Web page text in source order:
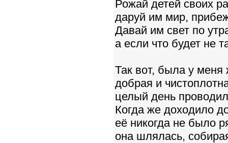
Рожай детей своих
даруй им мир,
Давай им свет по
а если что будет не
Так вот, была у
добрая и
целый день
Когда же доходило
её никогда не было
она шлялась,